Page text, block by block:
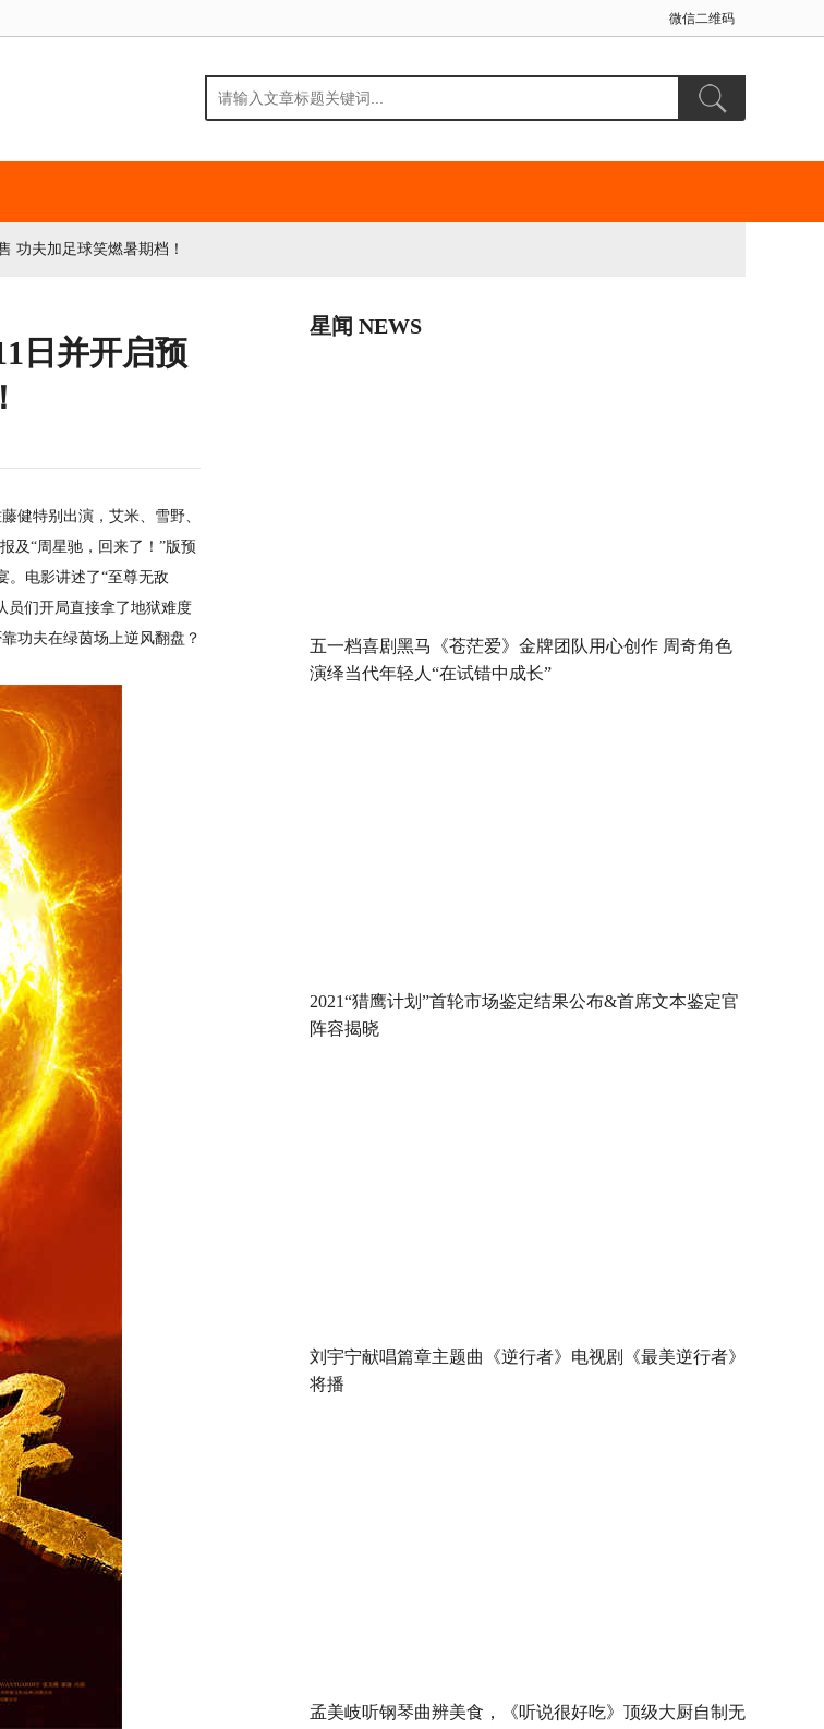
微信二维码
功夫加足球笑燃暑期档！
日并开启预
健特别出演，艾米、雪野、
及“周星驰，回来了！”版预
。电影讲述了“至尊无敌
员们开局直接拿了地狱难度
功夫在绿茵场上逆风翻盘？
星闻 NEWS
五一档喜剧黑马《苍茫爱》金牌团队用心创作 周奇角色
演绎当代年轻人“在试错中成长”
2021“猎鹰计划”首轮市场鉴定结果公布&首席文本鉴定官
阵容揭晓
刘宇宁献唱篇章主题曲《逆行者》电视剧《最美逆行者》
将播
孟美岐听钢琴曲辨美食，《听说很好吃》顶级大厨自制无